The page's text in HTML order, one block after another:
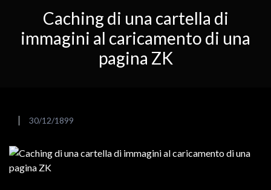
Caching di una cartella di
immagini al caricamento di una
pagina ZK
30/12/1899